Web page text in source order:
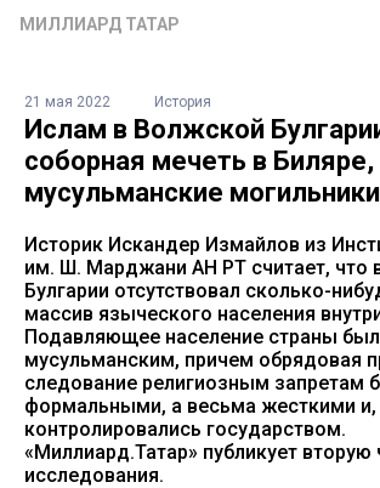
МИЛЛИАРД ТАТАР
21 мая 2022 История
Ислам в Волжской
соборная мечеть в
мусульманские могильники
Историк Искандер Измайлов из
им. Ш. Марджани АН РТ считает, что
Булгарии отсутствовал сколько-
массив языческого населения
Подавляющее население страны
мусульманским, причем обрядовая
следование религиозным запретам
формальными, а весьма жесткими и,
контролировались государством.
«Миллиард.Татар» публикует вторую
исследования.